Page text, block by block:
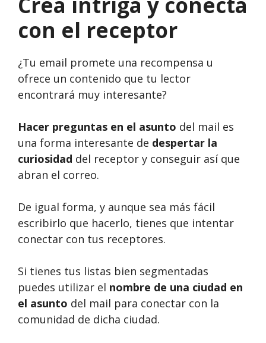
con el receptor
¿Tu email promete una recompensa u
ofrece un contenido que tu lector
encontrará muy interesante?
Hacer preguntas en el asunto del mail es
una forma interesante de despertar la
curiosidad del receptor y conseguir así que
abran el correo.
De igual forma, y aunque sea más fácil
escribirlo que hacerlo, tienes que intentar
conectar con tus receptores.
Si tienes tus listas bien segmentadas
puedes utilizar el nombre de una ciudad en
el asunto del mail para conectar con la
comunidad de dicha ciudad.